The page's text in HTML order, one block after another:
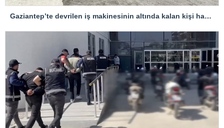
Gaziantep’te devrilen iş makinesinin altında kalan kişi hayatını kaybetti